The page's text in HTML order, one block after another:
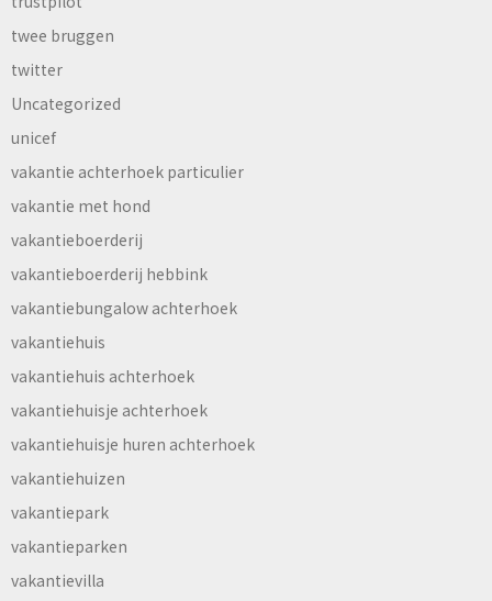
twee bruggen
twitter
Uncategorized
unicef
vakantie achterhoek particulier
vakantie met hond
vakantieboerderij
vakantieboerderij hebbink
vakantiebungalow achterhoek
vakantiehuis
vakantiehuis achterhoek
vakantiehuisje achterhoek
vakantiehuisje huren achterhoek
vakantiehuizen
vakantiepark
vakantieparken
vakantievilla